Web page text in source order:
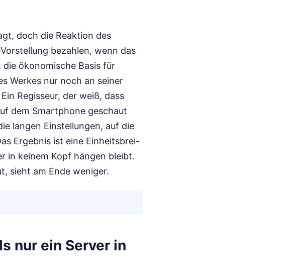
doch die Reaktion des
bezahlen, wenn das
ökonomische Basis für
Werkes nur noch an seiner
Regisseur, der weiß, dass
dem Smartphone geschaut
langen Einstellungen, auf die
Ergebnis ist eine Einheitsbrei-
in keinem Kopf hängen bleibt.
sieht am Ende weniger.
nur ein Server in